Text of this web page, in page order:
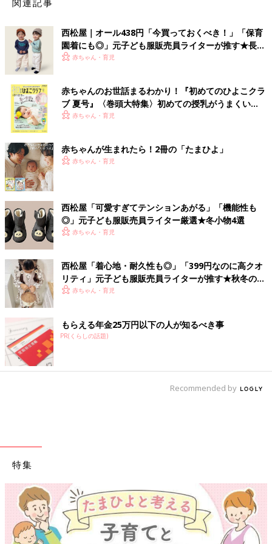
西松屋｜オール438円「今買っておくべき！」「保育
園着にも◎」元子ども服販売員ライターが推す★長袖
Tシャツ5選
赤ちゃん・育児
赤ちゃんのお世話まるわかり！『初めてのひよこクラ
ブ 夏号』〈巻頭大特集〉初めての授乳がうまくい
く！ おっぱい・ミルクの基本と夏のトラブル 解決テ
赤ちゃん・育児
赤ちゃんが生まれたら！2冊の「たまひよ」
赤ちゃん・育児
西松屋「可愛すぎてテンションあがる」「機能性も
◎」元子ども服販売員ライター厳選★冬小物4選
赤ちゃん・育児
西松屋「着心地・耐久性も◎」「399円なのに高クオ
リティ」元子ども服販売員ライターが推す★秋冬のお
出かけアイテム5選
赤ちゃん・育児
もらえる年金25万円以下の人が知るべき事
PR(くらしの話題)
Recommended by
特集